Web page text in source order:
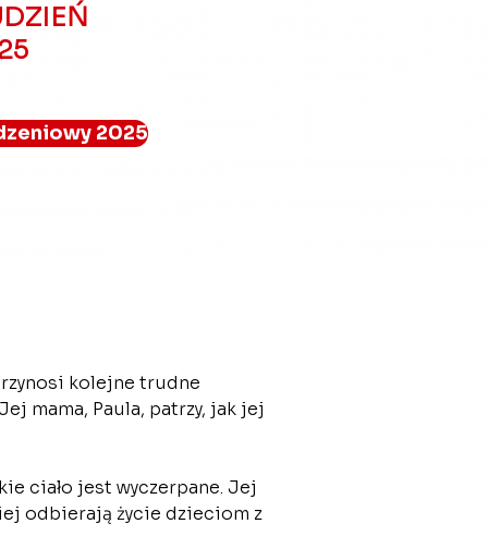
2025
kolejne trudne
mama, Paula, patrzy, jak jej
ciało jest wyczerpane. Jej
odbierają życie dzieciom z